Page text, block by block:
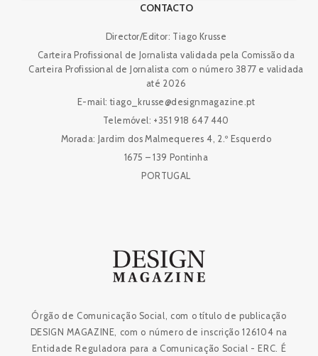
CONTACTO
Director/Editor: Tiago Krusse
Carteira Profissional de Jornalista validada pela Comissão da
Carteira Profissional de Jornalista com o número 3877 e validada
até 2026
E-mail: tiago_krusse@designmagazine.pt
Telemóvel: +351 918 647 440
Morada: Jardim dos Malmequeres 4, 2.º Esquerdo
1675 – 139 Pontinha
PORTUGAL
Órgão de Comunicação Social, com o título de publicação
DESIGN MAGAZINE, com o número de inscrição 126104 na
Entidade Reguladora para a Comunicação Social - ERC. É